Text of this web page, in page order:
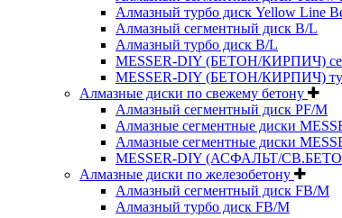
Алмазный турбо диск Yellow Line
Алмазный сегментный диск B/L
Алмазный турбо диск B/L
MESSER-DIY (БЕТОН/КИРПИЧ)
MESSER-DIY (БЕТОН/КИРПИЧ)
Алмазные диски по свежему бетону
Алмазный сегментный диск PF/M
Алмазные сегментные диски
Алмазные сегментные диски
MESSER-DIY (АСФАЛЬТ/
Алмазные диски по железобетону
Алмазный сегментный диск FB/M
Алмазный турбо диск FB/M